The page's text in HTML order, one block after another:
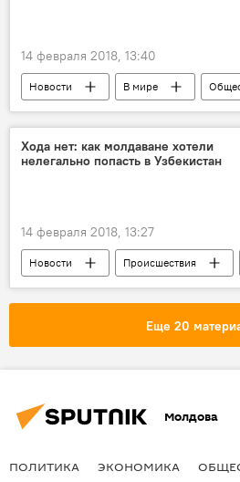
14 февраля 2018, 13:40
Новости В мире
Румыния
Москва
День России
пеший поход
Хода нет: как молдаване хотели
нелегально попасть в Узбекистан
14 февраля 2018, 13:27
Новости Происшествия
Узбекистан
задержание
Еще 20
Молдова
ПОЛИТИКА ЭКОНОМИКА